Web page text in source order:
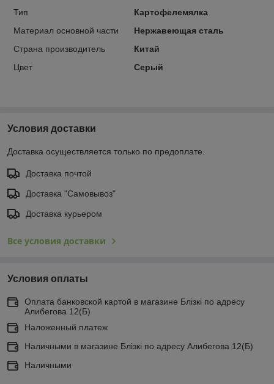
Тип
Картофелемялка
Материал основной части
Нержавеющая сталь
Страна производитель
Китай
Цвет
Серый
Условия доставки
Доставка осуществляется только по предоплате.
Доставка почтой
Доставка "Самовывоз"
Доставка курьером
Все условия доставки
Условия оплаты
Оплата банковской картой в магазине Блiзкi по адресу
Алибегова 12(Б)
Наложенный платеж
Наличными в магазине Блiзкi по адресу Алибегова 12(Б)
Наличными